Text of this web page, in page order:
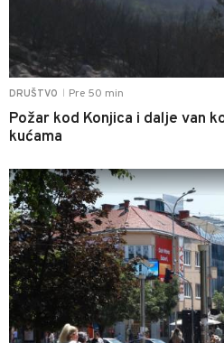
DRUŠTVO Pre 50 min
Požar kod Konjica i dalje van
kućama